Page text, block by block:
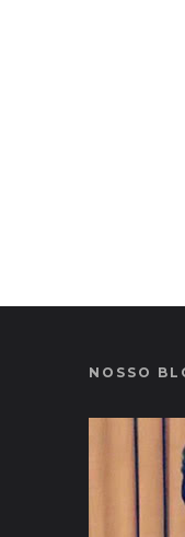
NOSSO